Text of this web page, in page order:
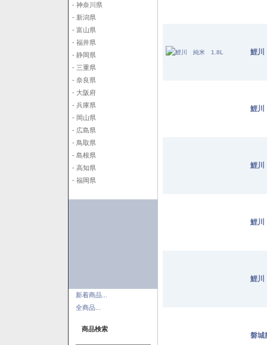
- 神奈川県
- 新潟県
- 富山県
- 福井県
- 静岡県
- 三重県
- 奈良県
- 大阪府
- 兵庫県
- 岡山県
- 広島県
- 鳥取県
- 島根県
- 高知県
- 福岡県
新着商品...
全商品...
商品検索
鯉
鯉
鯉
鯉
鯉
磐